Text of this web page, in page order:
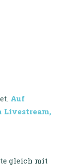
Auf
Livestream,
gleich mit